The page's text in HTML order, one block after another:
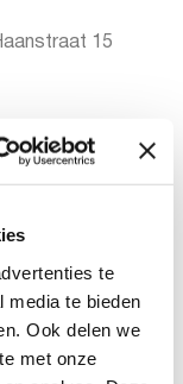
te
media te bieden
Ook delen we
met onze
15
6
V.weg 151